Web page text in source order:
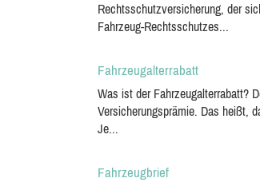
Rechtsschutzversicherung, der
Fahrzeug-Rechtsschutzes...
Fahrzeugalterrabatt
Was ist der Fahrzeugalterrabatt?
Versicherungsprämie. Das heißt,
Je...
Fahrzeugbrief